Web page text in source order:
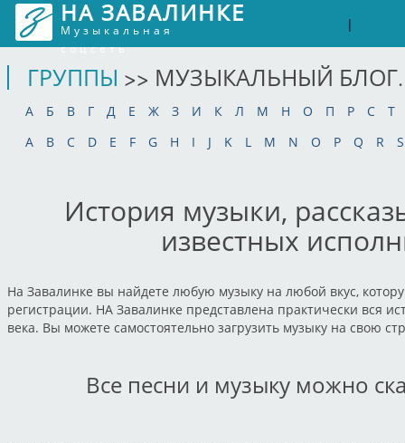
НА ЗАВАЛИНКЕ
Музыкальная
соцсеть
|
ГРУППЫ >> МУЗЫКАЛЬНЫЙ
А Б В Г Д Е Ж З И К Л М Н О П Р С
Т
A
B C D E F G H I J K L M N O P Q R S
История музыки,
известных
На Завалинке вы найдете любую музыку на любой вкус,
регистрации. НА Завалинке представлена практически вся
века. Вы можете самостоятельно загрузить музыку на свою
Все песни и музыку можно